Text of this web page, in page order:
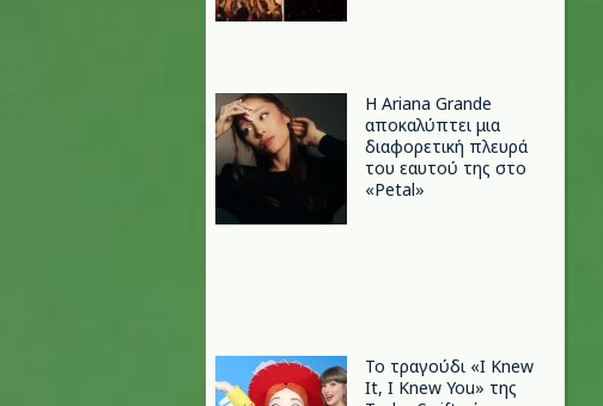
Η Ariana Grande
αποκαλύπτει μια
διαφορετική πλευρά
του εαυτού της στο
«Petal»
Το τραγούδι «I Knew
It, I Knew You» της